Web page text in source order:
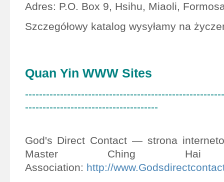
Adres: P.O. Box 9, Hsihu, Miaoli,
Szczegółowy katalog wysyłamy na
Quan Yin WWW Sites
--------------------------------------
God's Direct Contact — strona
Master Ching Hai
Association: http://